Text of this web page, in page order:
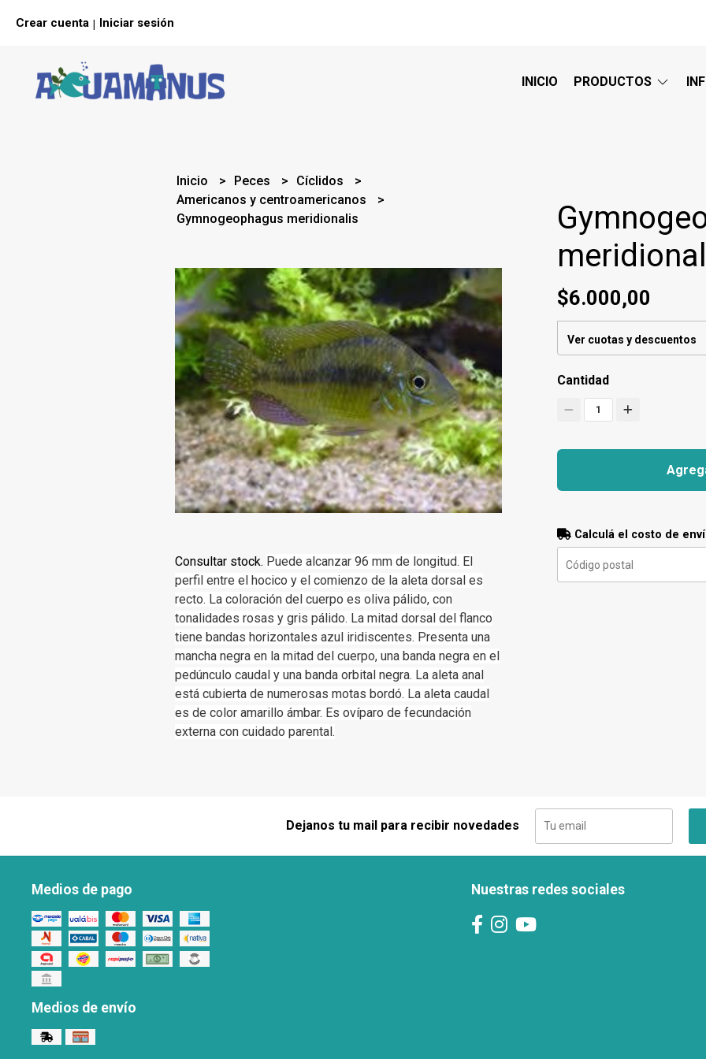
Crear cuenta | Iniciar sesión
INICIO PRODUCTOS
Inicio Peces
Cíclidos
Americanos y centroamericanos
Gymnogeophagus meridionalis
Consultar stock. Puede alcanzar 96 mm de longitud. El
perfil entre el hocico y el comienzo de la aleta dorsal es
recto. La coloración del cuerpo es oliva pálido, con
tonalidades rosas y gris pálido. La mitad dorsal del flanco
tiene bandas horizontales azul iridiscentes. Presenta una
mancha negra en la mitad del cuerpo, una banda negra en el
pedúnculo caudal y una banda orbital negra. La aleta anal
está cubierta de numerosas motas bordó. La aleta caudal
es de color amarillo ámbar. Es ovíparo de fecundación
externa con cuidado parental.
$6.000,00
Ver cuotas y descuentos
Cantidad
1
Calculá el costo de
Dejanos tu mail para recibir novedades
Medios de pago
Medios de envío
Nuestras redes sociales